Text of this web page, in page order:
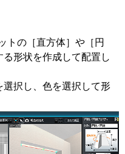
トの［直方体］や［円
形状を作成して配置し
選択し、色を選択して形